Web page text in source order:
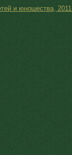
и юношества,